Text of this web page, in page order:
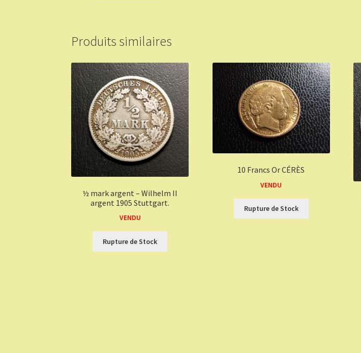
Produits similaires
½ mark argent – Wilhelm II
argent 1905 Stuttgart.
VENDU
Rupture de Stock
10 Francs Or CÉRÈS
VENDU
Rupture de Stock